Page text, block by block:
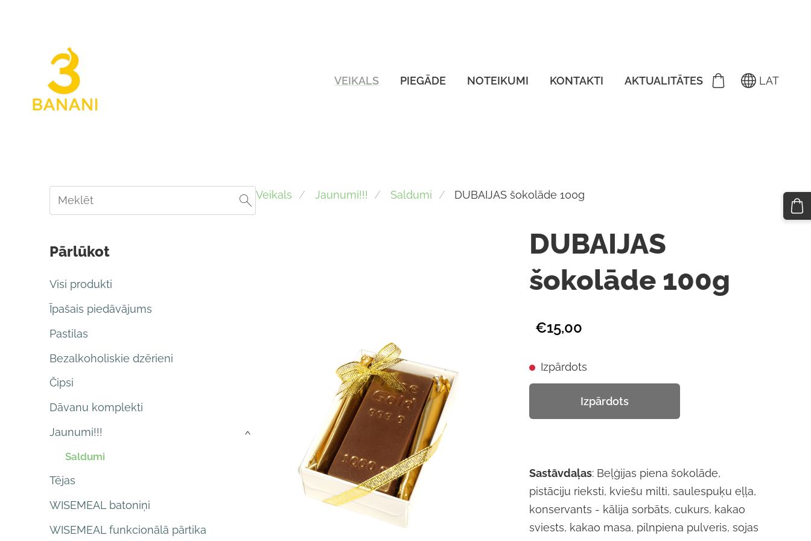
VEIKALS PIEGĀDE NOTEIKUMI KONTAKTI AKTUALITĀTES LAT
Pārlūkot
Visi produkti
Īpašais piedāvājums
Pastilas
Bezalkoholiskie dzērieni
Čipsi
Dāvanu komplekti
Jaunumi!!!
Saldumi
›
Tējas
WISEMEAL batoniņi
WISEMEAL funkcionālā pārtika
Veikals Jaunumi!!! Saldumi DUBAIJAS šokolāde 100g
DUBAIJAS
šokolāde 100g
€15,00
Izpārdots
Izpārdots
Sastāvdaļas: Beļģijas piena šokolāde,
pistāciju rieksti, kviešu milti, saulespuķu eļļa,
konservants - kālija sorbāts, cukurs, kakao
sviests, kakao masa, pilnpiena pulveris, sojas